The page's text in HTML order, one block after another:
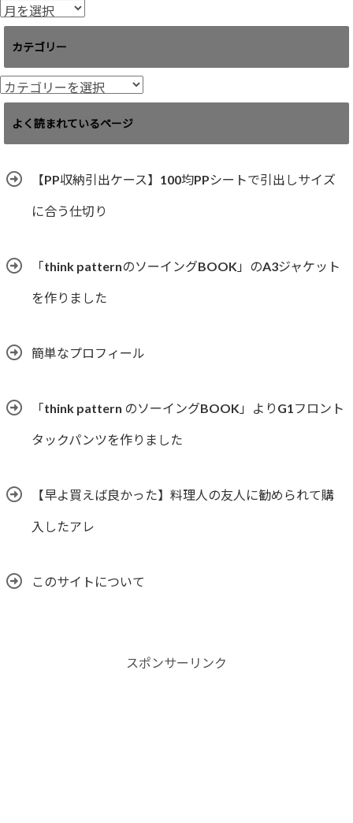
ア
ー
イ
ブ
カテゴリー
カ
テ
リ
よく読まれているページ
【PP収納引出ケース】100均PPシートで引出しサイズ
に合う仕切り
「think patternのソーイングBOOK」のA3ジャケット
を作りました
簡単なプロフィール
「think pattern のソーイングBOOK」よりG1フロント
タックパンツを作りました
【早よ買えば良かった】料理人の友人に勧められて購
入したアレ
このサイトについて
スポンサーリンク